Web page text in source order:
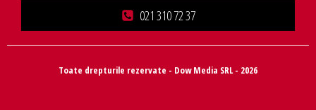
021 310 72 37
Toate drepturile rezervate - Dow Media SRL - 2026